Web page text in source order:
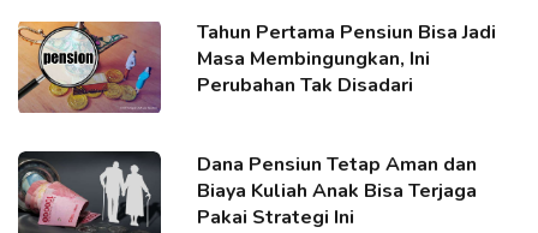
Tahun Pertama Pensiun Bisa Jadi
Masa Membingungkan, Ini
Perubahan Tak Disadari
Dana Pensiun Tetap Aman dan
Biaya Kuliah Anak Bisa Terjaga
Pakai Strategi Ini